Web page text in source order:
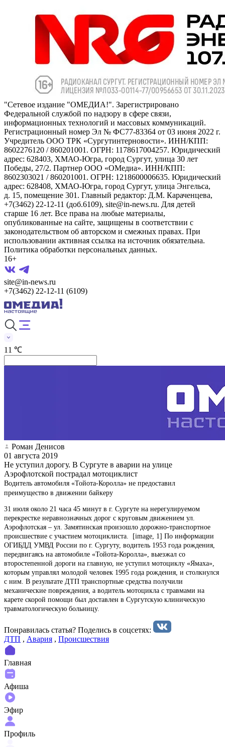
"Сетевое издание "ОМЕДИА!". Зарегистрировано
Федеральной службой по надзору в сфере связи,
информационных технологий и массовых коммуникаций.
Регистрационный номер Эл № ФС77-83364 от 03 июня 2022 г.
Учредитель ООО ТРК «Сургутинтерновости». ИНН/КПП:
8602276120 / 860201001. ОГРН: 1178617004257. Юридический
адрес: 628403, ХМАО-Югра, город Сургут, улица 30 лет
Победы, 27/2. Партнер ООО «ОМедиа». ИНН/КПП:
8602303021 / 860201001. ОГРН: 1218600006635. Юридический
адрес: 628408, ХМАО-Югра, город Сургут, улица Энгельса,
д. 15, помещение 301. Главный редактор: Д.М. Караченцева,
+7(3462) 22-12-11 (доб.6109), site@in-news.ru. Для детей
старше 16 лет. Все права на любые материалы,
опубликованные на сайте, защищены в соответствии с
законодательством об авторском и смежных правах. При
использовании активная ссылка на источник обязательна.
Политика обработки персональных данных.
16+
site@in-news.ru
+7(3462) 22-12-11 (6109)
11 ℃
Роман Денисов
01 августа 2019
Не уступил дорогу. В Сургуте в аварии на улице
Аэрофлотской пострадал мотоциклист
Водитель автомобиля «Тойота-Королла» не предоставил
преимущество в движении байкеру
31 июля около 21 часа 45 минут в г. Сургуте на нерегулируемом
перекрестке неравнозначных дорог с круговым движением ул.
Аэрофлотская – ул. Замятинская произошло дорожно-транспортное
происшествие с участием мотоциклиста. [image, 1] По информации
ОГИБДД УМВД России по г. Сургуту, водитель 1953 года рождения,
передвигаясь на автомобиле «Тойота-Королла», выезжал со
второстепенной дороги на главную, не уступил мотоциклу «Ямаха»,
которым управлял молодой человек 1995 года рождения, и столкнулся
с ним. В результате ДТП транспортные средства получили
механические повреждения, а водитель мотоцикла с травмами на
карете скорой помощи был доставлен в Сургутскую клиническую
травматологическую больницу.
Понравилась статья? Поделиcь в соцсетях:
ДТП , Авария , Происшествия
Главная
Афиша
Эфир
Профиль